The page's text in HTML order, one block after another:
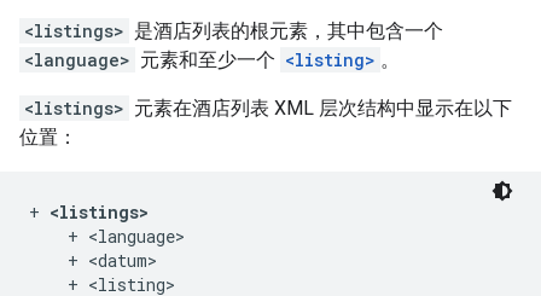
<listings> 是酒店列表的根元素，其中包含一个
<language> 元素和至少一个 <listing> 。
<listings> 元素在酒店列表 XML 层次结构中显示在以下
位置：
+ <listings>
    + <language>
    + <datum>